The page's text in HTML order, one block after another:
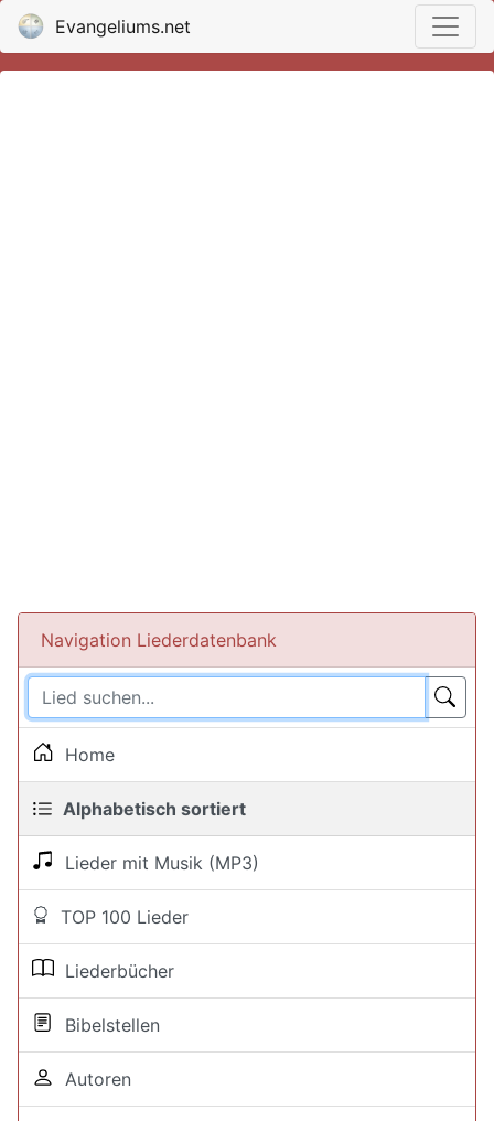
Evangeliums.net
Navigation Liederdatenbank
Home
Alphabetisch sortiert
Lieder mit Musik (MP3)
TOP 100 Lieder
Liederbücher
Bibelstellen
Autoren